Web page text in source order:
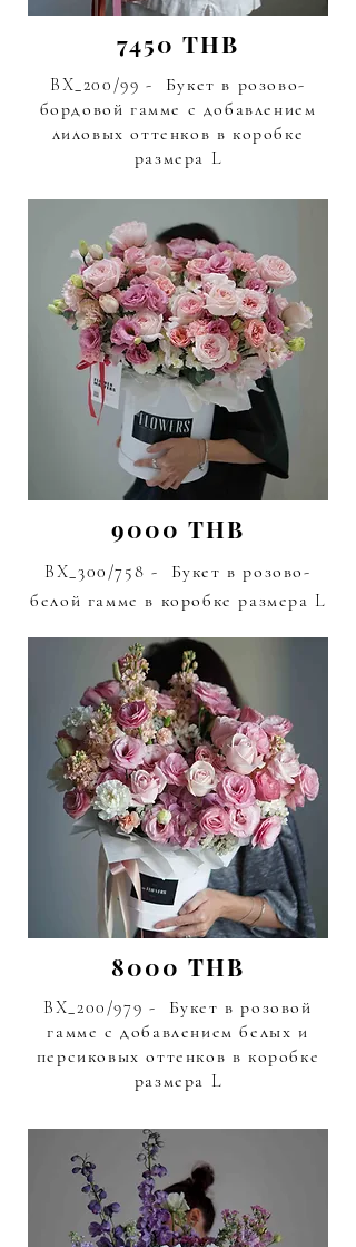
7450 THB
BX_200/99 - Букет в розово-
бордовой гамме с добавлением
лиловых оттенков в коробке
размера L
9000 THB
BX_300/758 - Букет в розово-
белой гамме в коробке размера L
8000 THB
BX_200/979 - Букет в розовой
гамме с добавлением белых и
персиковых оттенков в коробке
размера L